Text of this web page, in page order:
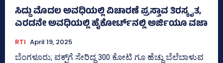
ಸಿದ್ದು ಮೊದಲ ಅವಧಿಯಲ್ಲಿ ವಿಚಾರಣೆ ಪ್ರಸ್ತಾವ ತಿರಸ್ಕೃತ,
ಎರಡನೇ ಅವಧಿಯಲ್ಲಿ ಹೈಕೋರ್ಟ್‌ನಲ್ಲಿ ಅರ್ಜಿಯೂ ವಜಾ
RTI April 19, 2025
ಬೆಂಗಳೂರು; ವಕ್ಫ್‌ಗೆ ಸೇರಿದ್ದ 300 ಕೋಟಿ ಗೂ ಹೆಚ್ದು ಬೆಲೆಬಾಳುವ